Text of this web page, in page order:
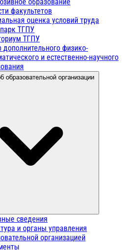
образование
факультетов
оценка условий труда
ТГПУ
ТГПУ
дополнительного физико-
и естественно-научного
образовательной организации
сведения
и органы управления
организацией